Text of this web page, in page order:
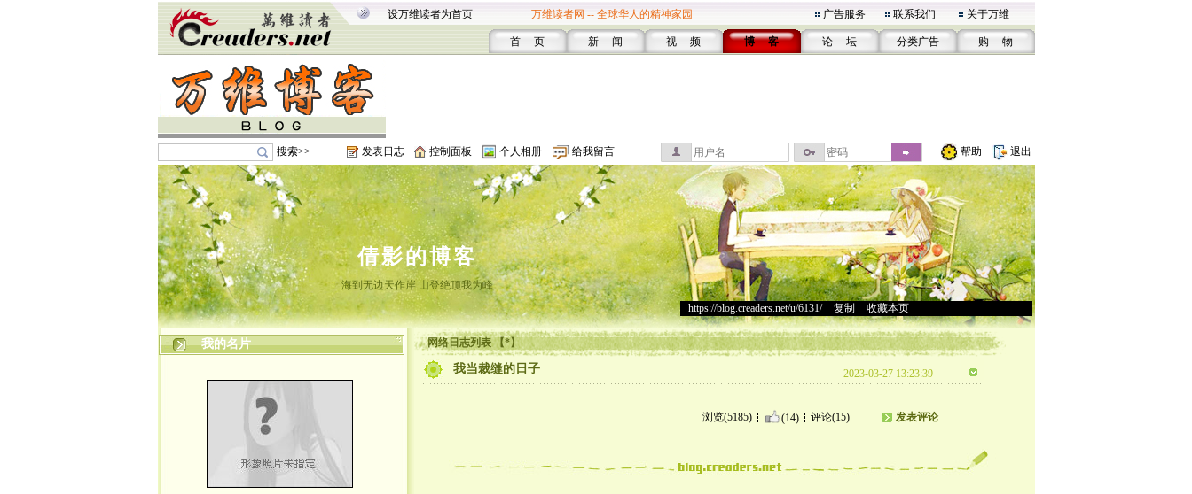
设万维读者为首页 万维读者网 -- 全球华人的精神家园 广告服务 联系我们 关于万维
首 页 新 闻 视 频 博 客 论 坛 分类广告 购 物
搜索>> 发表日志 控制面板 个人相册 给我留言 帮助 退出
倩影的博客
海到无边天作岸 山登绝顶我为峰
https://blog.creaders.net/u/6131/> 复制 收藏本页
我的名片 网络日志列表 【*】
我当裁缝的日子 2023-03-27 13:23:39
浏览(5185) (14) 评论(15) 发表评论